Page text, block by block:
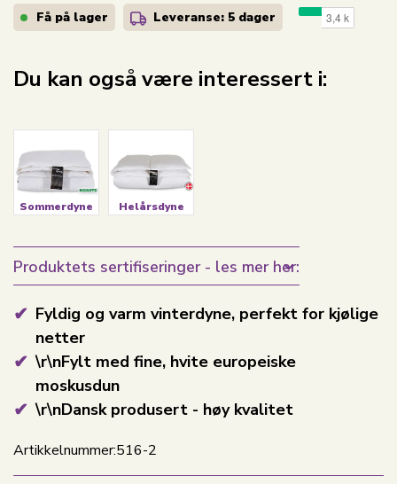
Fyldig og varm vinterdyne, perfekt for kjølige
netter
\r\nFylt med fine, hvite europeiske
moskusdun
\r\nDansk produsert - høy kvalitet
Få på lager Leveranse: 5 dager
Artikkelnummer:516-2
Du kan også være interessert i:
Sommerdyne Helårsdyne
Produktets sertifiseringer - les mer her: